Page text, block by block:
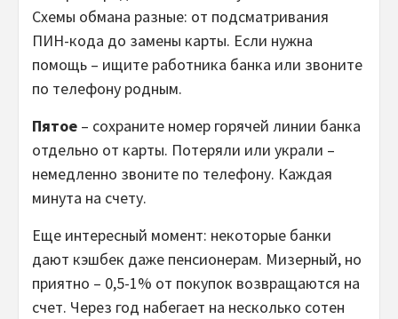
Схемы обмана разные: от подсматривания
ПИН-кода до замены карты. Если нужна
помощь – ищите работника банка или звоните
по телефону родным.
Пятое – сохраните номер горячей линии банка
отдельно от карты. Потеряли или украли –
немедленно звоните по телефону. Каждая
минута на счету.
Еще интересный момент: некоторые банки
дают кэшбек даже пенсионерам. Мизерный, но
приятно – 0,5-1% от покупок возвращаются на
счет. Через год набегает на несколько сотен